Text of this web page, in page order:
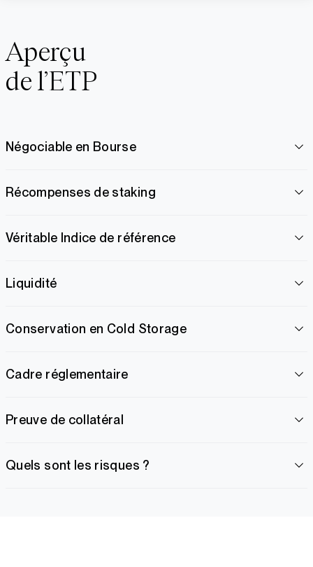
Aperçu
de l’ETP
Négociable en Bourse
Récompenses de staking
Véritable Indice de référence
Liquidité
Conservation en Cold Storage
Cadre réglementaire
Preuve de collatéral
Quels sont les risques ?